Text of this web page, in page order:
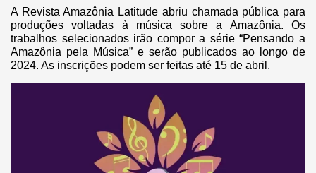
A Revista Amazônia Latitude abriu chamada pública para
produções voltadas à música sobre a Amazônia. Os
trabalhos selecionados irão compor a série “Pensando a
Amazônia pela Música” e serão publicados ao longo de
2024. As inscrições podem ser feitas até 15 de abril.